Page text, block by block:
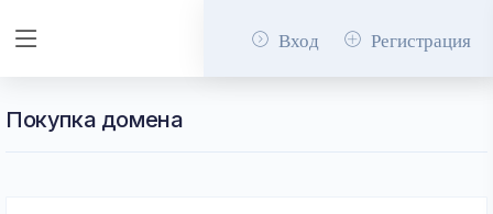
Вход Регистрация
Покупка домена